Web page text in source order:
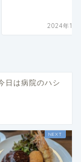
2024年11
は病院のハシ